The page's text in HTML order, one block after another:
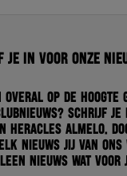
je in voor onze
op de hoogte
Schrijf je
Heracles Almelo.
nieuws jij van
nieuws wat voor